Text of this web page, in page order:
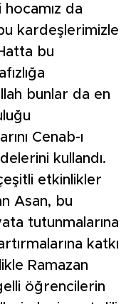
da
kardeşlerimizle
bu
bunlar da en
Cenab-ı
kullandı.
etkinlikler
Asan, bu
tutunmalarına
katkı
Ramazan
öğrencilerin